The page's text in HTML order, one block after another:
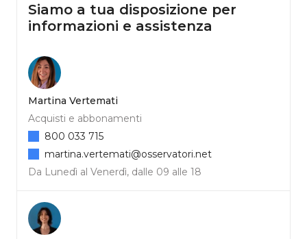
Siamo a tua disposizione per
informazioni e assistenza
Martina Vertemati
Acquisti e abbonamenti
Da Lunedì al Venerdì, dalle 09 alle 18
800 033 715
martina.vertemati@osservatori.net